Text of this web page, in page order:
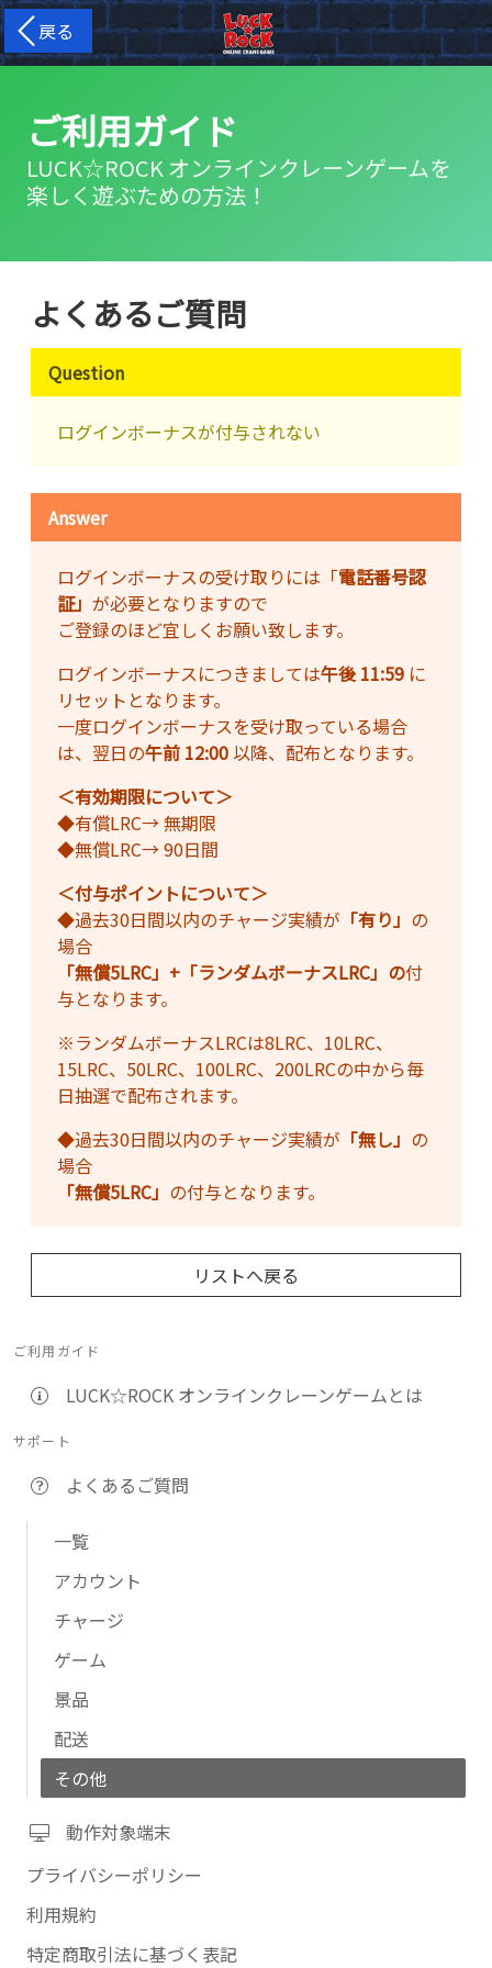
戻る
ご利用ガイド
LUCK☆ROCK オンラインクレーンゲームを
楽しく遊ぶための方法！
よくあるご質問
Question
ログインボーナスが付与されない
Answer
ログインボーナスの受け取りには「電話番号認
証」 が必要となりますので
ご登録のほど宜しくお願い致します。
ログインボーナスにつきましては午後 11:59 に
リセットとなります。
一度ログインボーナスを受け取っている場合
は、翌日の午前 12:00 以降、配布となります。
＜有効期限について＞
◆有償LRC→ 無期限
◆無償LRC→ 90日間
＜付与ポイントについて＞
◆過去30日間以内のチャージ実績が 「有り」 の
場合
「無償5LRC」+「ランダムボーナスLRC」の付
与となります。
※ランダムボーナスLRCは8LRC、10LRC、
15LRC、50LRC、100LRC、200LRCの中から毎
日抽選で配布されます。
◆過去30日間以内のチャージ実績が 「無し」 の
場合
「無償5LRC」 の付与となります。
リストへ戻る
ご利用ガイド
LUCK☆ROCK オンラインクレーンゲームとは
サポート
よくあるご質問
一覧
アカウント
チャージ
ゲーム
景品
配送
その他
動作対象端末
プライバシーポリシー
利用規約
特定商取引法に基づく表記